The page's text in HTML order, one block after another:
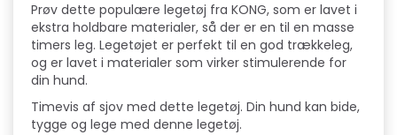
Prøv dette populære legetøj fra KONG, som er lavet i
ekstra holdbare materialer, så der er en til en masse
timers leg. Legetøjet er perfekt til en god trækkeleg,
og er lavet i materialer som virker stimulerende for
din hund.
Timevis af sjov med dette legetøj. Din hund kan bide,
tygge og lege med denne legetøj.